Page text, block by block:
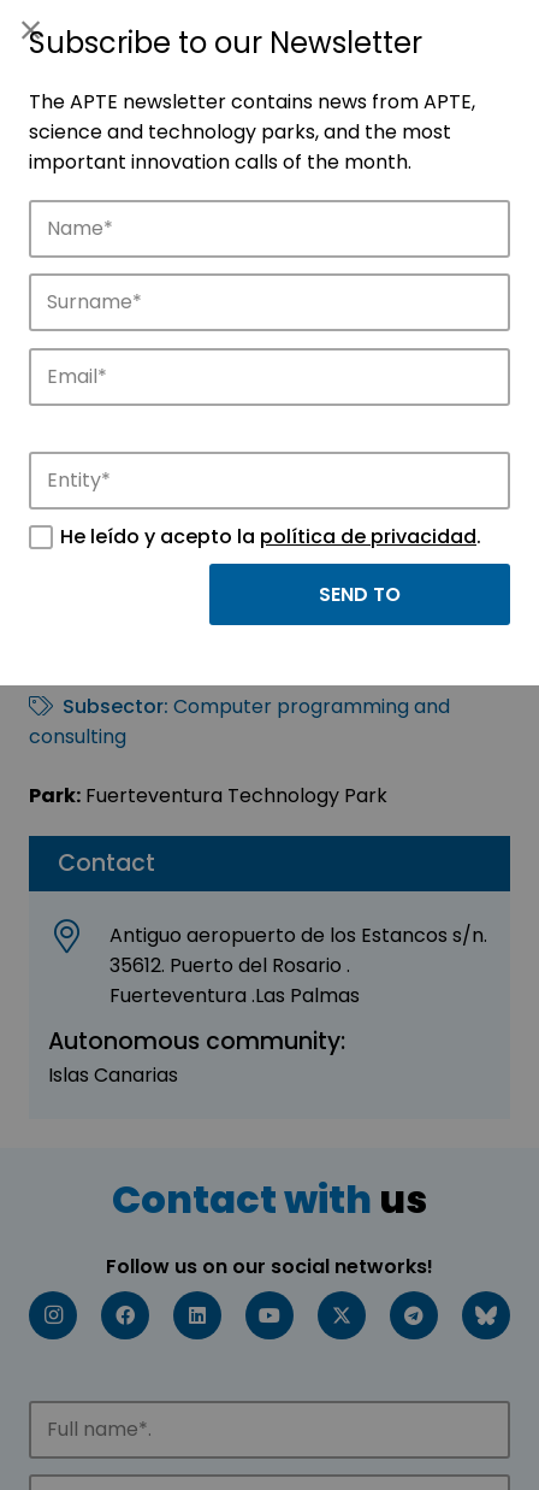
Companies
Discover the companies that drive
Contact
Antiguo aeropuerto de los Estancos s/n.
35612. Puerto del Rosario .
Fuerteventura .Las Palmas
Autonomous community:
Islas Canarias
NUVORA HEALTH S.L
Subsector: Computer programming and
consulting
Park: Fuerteventura Technology Park
Contact with us
Follow us on our social networks!
Subscribe to our Newsletter
The APTE newsletter contains news from APTE,
science and technology parks, and the most
important innovation calls of the month.
He leído y acepto la política de privacidad.